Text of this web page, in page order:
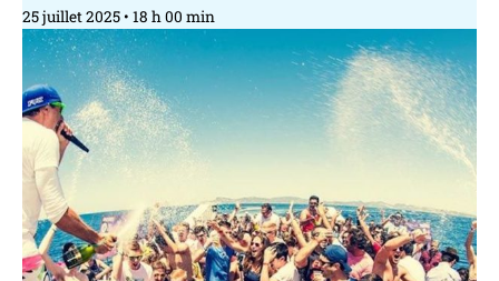
25 juillet 2025 18 h 00 min